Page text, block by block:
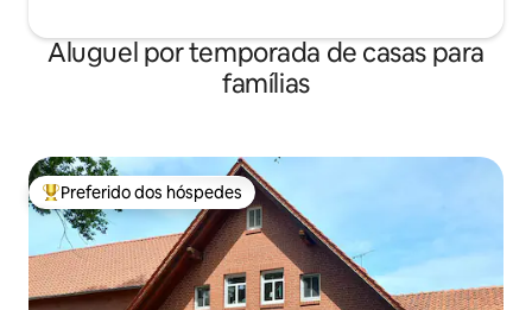
Aluguel por temporada de casas para
famílias
Entre os melhores preferidos dos hóspedes
Preferido dos hóspedes